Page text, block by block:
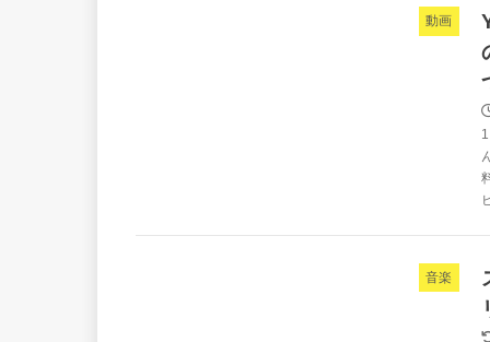
動画
音楽